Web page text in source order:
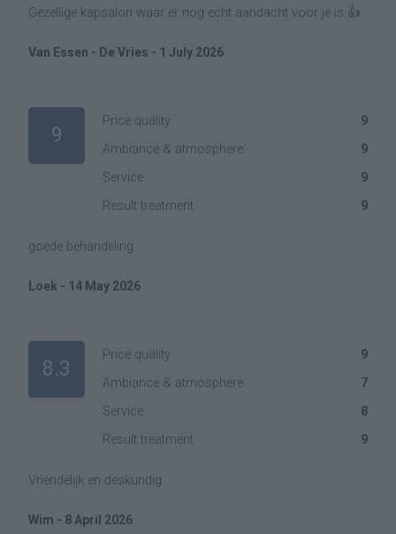
Gezellige kapsalon waar er nog echt aandacht voor je is 👍
Van Essen - De Vries - 1 July 2026
9
Price quality
9
Ambiance & atmosphere
9
Service
9
Result treatment
9
goede behandeling
Loek - 14 May 2026
8.3
Price quality
9
Ambiance & atmosphere
7
Service
8
Result treatment
9
Vriendelijk en deskundig
Wim - 8 April 2026